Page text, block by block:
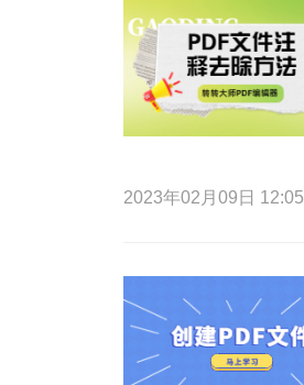
2023年02月09日 12:05